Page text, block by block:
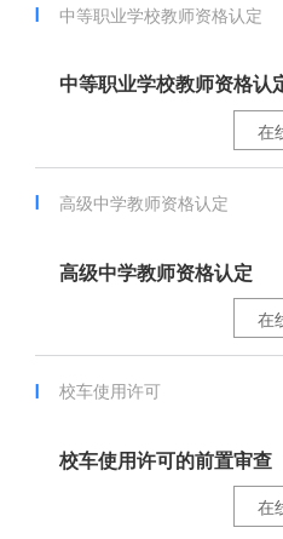
中等职业学校教师资格认定
中等职业学校教师资格认
在
高级中学教师资格认定
高级中学教师资格认定
在
校车使用许可
校车使用许可的前置审查
在